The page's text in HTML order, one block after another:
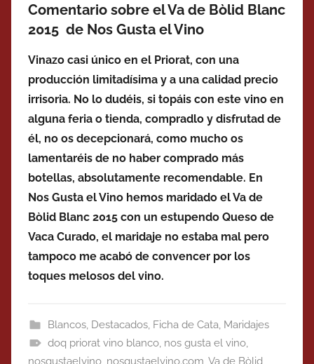
Comentario sobre el Va de Bòlid Blanc
2015 de Nos Gusta el Vino
Vinazo casi único en el Priorat, con una
producción limitadísima y a una calidad precio
irrisoria. No lo dudéis, si topáis con este vino en
alguna feria o tienda, compradlo y disfrutad de
él, no os decepcionará, como mucho os
lamentaréis de no haber comprado más
botellas, absolutamente recomendable. En
Nos Gusta el Vino hemos maridado el Va de
Bòlid Blanc 2015 con un estupendo Queso de
Vaca Curado, el maridaje no estaba mal pero
tampoco me acabó de convencer por los
toques melosos del vino.
Blancos, Destacados, Ficha de Cata, Maridajes
doq priorat vino blanco, nos gusta el vino,
nosgustaelvino nosgustaelvino.com Va de Bòlid